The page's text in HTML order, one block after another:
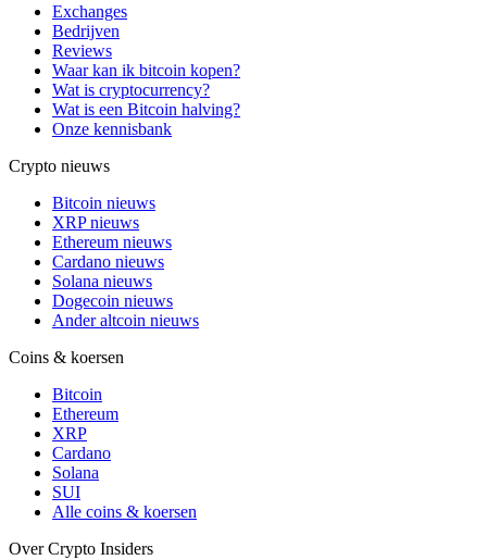
Exchanges
Bedrijven
Reviews
Waar kan ik bitcoin kopen?
Wat is cryptocurrency?
Wat is een Bitcoin halving?
Onze kennisbank
Crypto nieuws
Bitcoin nieuws
XRP nieuws
Ethereum nieuws
Cardano nieuws
Solana nieuws
Dogecoin nieuws
Ander altcoin nieuws
Coins & koersen
Bitcoin
Ethereum
XRP
Cardano
Solana
SUI
Alle coins & koersen
Over Crypto Insiders